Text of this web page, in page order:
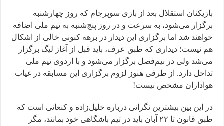
بازیکنان استقلال بعد از بازی سوپرجام که روز چهارشنبه
برگزار می‌شود، به سرعت و در روز پنج‌شنبه به تیم ملی اضافه
خواهند شد اما برگزاری این دیدار در برهه کنونی خالی از اشکال
هم نیست؛ دیداری که طبق عرف، باید قبل از آغاز لیگ برگزار
می‌شد ولی در نیم‌فصل برگزار می‌شود و با اردوی تیم ملی
تداخل دارد. از طرفی هنوز لزوم برگزاری این مسابقه در غیاب
هواداران مشخص نیست!
در این بین بیشترین نگرانی درباره خلیل‌زاده و کنعانی است که
طبق قانون تا ۲۲ آبان باید در تیم باشگاهی خود بمانند، مگر